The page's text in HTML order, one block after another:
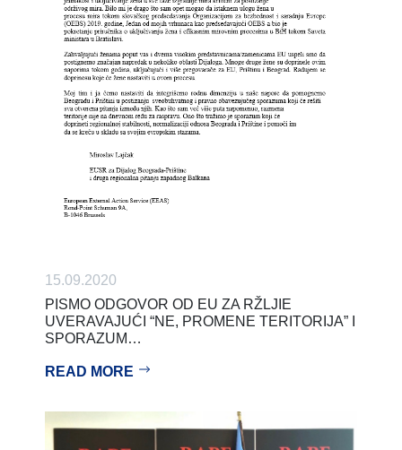
15.09.2020
PISMO ODGOVOR OD EU ZA RŽLJIE
UVERAVAJUĆI “NE, PROMENE TERITORIJA” I
SPORAZUM…
READ MORE